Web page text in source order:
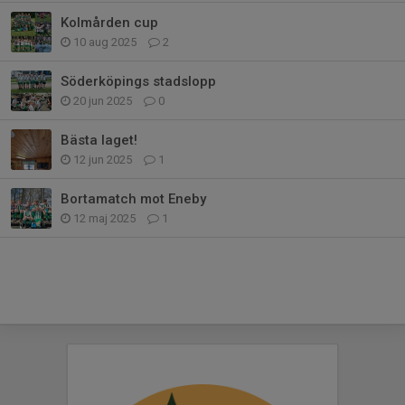
Kolmården cup
10 aug 2025 2
Söderköpings stadslopp
20 jun 2025 0
Bästa laget!
12 jun 2025 1
Bortamatch mot Eneby
12 maj 2025 1